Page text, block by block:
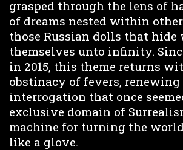
grasped through the lens of
of dreams nested within
those Russian dolls that
themselves unto infinity.
in 2015, this theme returns
obstinacy of fevers, renewing
interrogation that once
exclusive domain of
machine for turning the
like a glove.